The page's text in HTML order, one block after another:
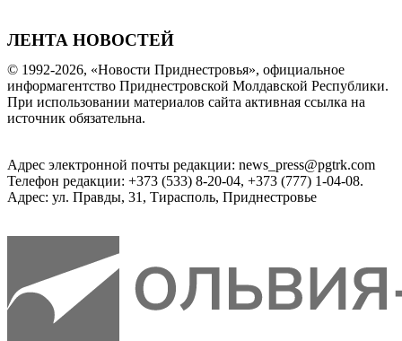
ЛЕНТА НОВОСТЕЙ
© 1992-2026, «Новости Приднестровья», официальное
информагентство Приднестровской Молдавской Республики.
При использовании материалов сайта активная ссылка на
источник обязательна.
Адрес электронной почты редакции: news_press@pgtrk.com
Телефон редакции: +373 (533) 8-20-04, +373 (777) 1-04-08.
Адрес: ул. Правды, 31, Тирасполь, Приднестровье